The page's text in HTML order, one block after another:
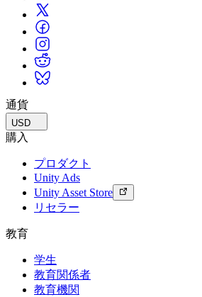
成長
詳しく見る
発見され、モバイルユーザーを獲得す
ストアとD2C全体でIAPを管理
収益化
Unity で宣伝
Unity で収益化
活用事例
モバイルゲーム
Unity でモバイル向けヒット作を制作
インディーゲーム
少人数のチームで大規模なゲームを開
自動車
イノベーションと車内体験を促進する
すべての業界を見る
実際の成功事例
ベストプラクティスガイド
専門家のヒントとコツ
デモ
デモ、サンプル、ビルディングブロッ
すべてのリソース
新機能
ブログ
更新情報、情報、技術的ヒント
お知らせ
ニュース、ストーリー、プレスセンタ
世界中のUnityクリエイターを祝う
教育
学生向け
キャリアをスタートさせる
教育を大幅に強化
教育機関向けライセンス
認定教材
Unityのマスタリーを証明する
通貨
USD
購入
プロダクト
Unity Ads
Unity Asset Store
リセラー
教育
学生
教育関係者
教育機関